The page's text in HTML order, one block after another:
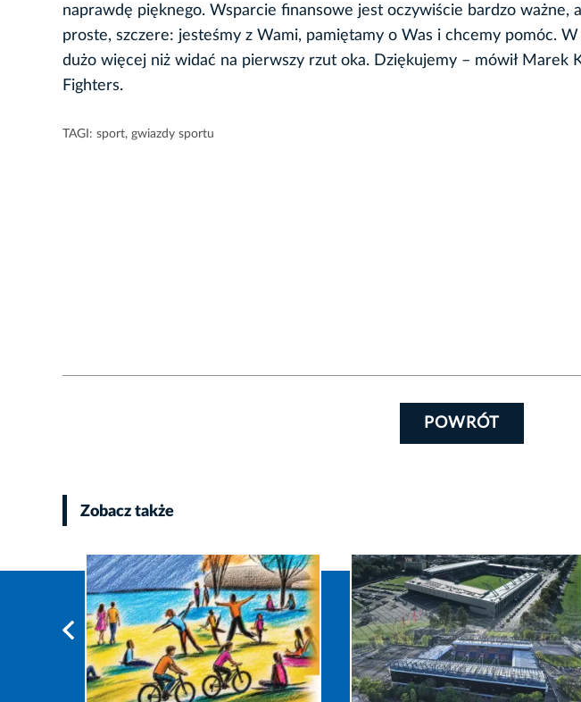
naprawdę pięknego. Wsparcie finansowe jest oczywiście bardzo ważne,
proste, szczere: jesteśmy z Wami, pamiętamy o Was i chcemy pomóc.
dużo więcej niż widać na pierwszy rzut oka. Dziękujemy – mówił Marek
Fighters.
TAGI: sport, gwiazdy sportu
POWRÓT
Zobacz także